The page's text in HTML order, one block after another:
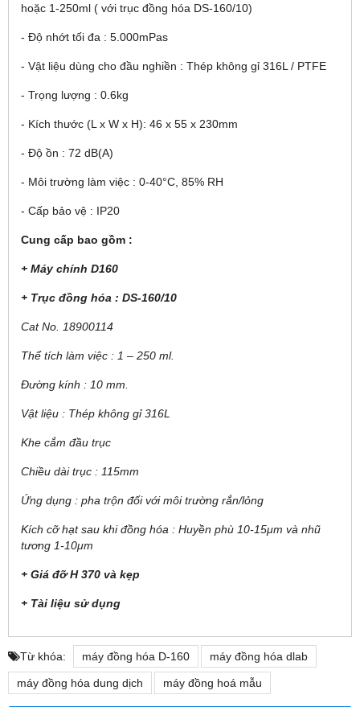
hoặc 1-250ml ( với trục đồng hóa DS-160/10)
- Độ nhớt tối đa : 5.000mPas
- Vật liệu dùng cho đầu nghiền : Thép không gỉ 316L / PTFE
- Trọng lượng : 0.6kg
- Kích thước (L x W x H): 46 x 55 x 230mm
- Độ ồn : 72 dB(A)
- Môi trường làm việc : 0-40°C, 85% RH
- Cấp bảo vệ : IP20
Cung cấp bao gồm :
+ Máy chính D160
+ Trục đồng hóa : DS-160/10
Cat No. 18900114
Thể tích làm việc : 1 – 250 ml.
Đường kính : 10 mm.
Vật liệu : Thép không gỉ 316L
Khe cắm đầu trục
Chiều dài trục : 115mm
Ứng dụng : pha trộn đối với môi trường rắn/lỏng
Kích cỡ hạt sau khi đồng hóa : Huyền phù 10-15μm và nhũ
tương 1-10μm
+ Giá đỡ H 370 và kẹp
+ Tài liệu sử dụng
Từ khóa: máy đồng hóa D-160 máy đồng hóa dlab
máy đồng hóa dung dịch máy đồng hoá mẫu